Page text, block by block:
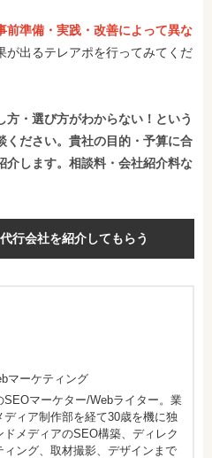
前準備・実践・改善によって異な
が出るテレアポを行ってみてくだ
方・選び方がわからない！という
ください。貴社の目的・予算に合
介します。相談料・会社紹介料な
行会社を紹介してもらう
マーケティング
SEOマーケター/Webライター。業
ディア制作部を経て30歳を機に独
ドメディアのSEO構築、ディレク
ィング、取材撮影、デザインまで